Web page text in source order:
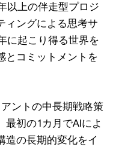
以上の伴走型プロジ
ィングによる思考サ
に起こり得る世界を
とコミットメントを
ントの中長期戦略策
最初の1カ月でAIによ
造の長期的変化をイ